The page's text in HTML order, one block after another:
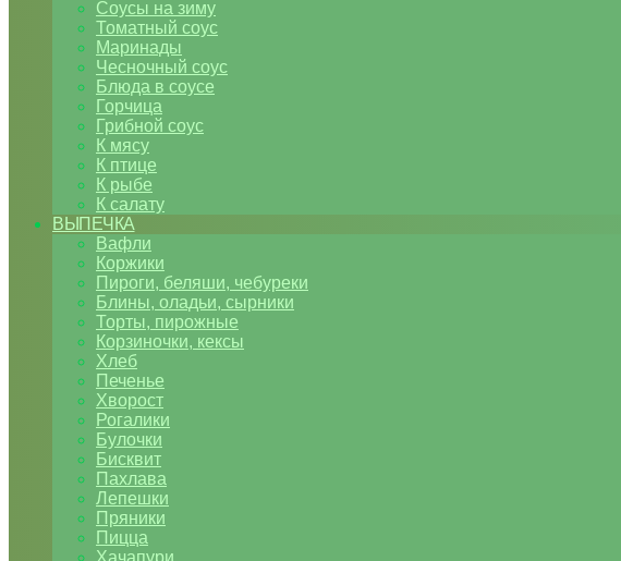
Соусы на зиму
Томатный соус
Маринады
Чесночный соус
Блюда в соусе
Горчица
Грибной соус
К мясу
К птице
К рыбе
К салату
ВЫПЕЧКА
Вафли
Коржики
Пироги, беляши, чебуреки
Блины, оладьи, сырники
Торты, пирожные
Корзиночки, кексы
Хлеб
Печенье
Хворост
Рогалики
Булочки
Бисквит
Пахлава
Лепешки
Пряники
Пицца
Хачапури